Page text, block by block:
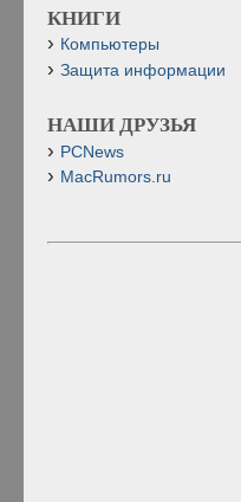
КНИГИ
Компьютеры
Защита информации
НАШИ ДРУЗЬЯ
PCNews
MacRumors.ru